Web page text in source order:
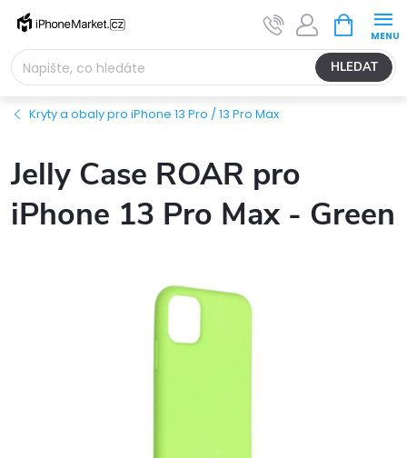
Přejít
obsah
HLEDAT
NÁKUPNÍ
KOŠÍK
Kryty a obaly pro iPhone 13 Pro / 13 Pro Max
Jelly Case ROAR pro
iPhone 13 Pro Max - Green